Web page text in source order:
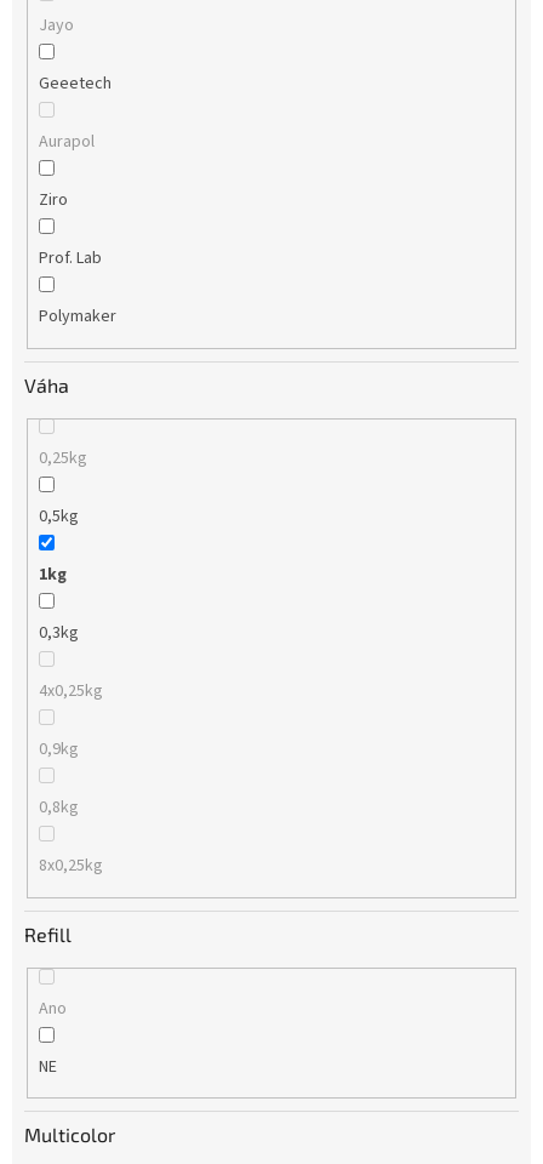
Jayo
Geeetech
Aurapol
Ziro
Prof. Lab
Polymaker
Váha
0,25kg
0,5kg
1kg
0,3kg
4x0,25kg
0,9kg
0,8kg
8x0,25kg
Refill
Ano
NE
Multicolor